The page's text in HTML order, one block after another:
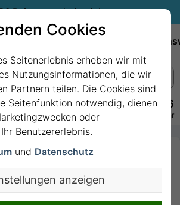
Reisegutschein sichern.
+49 228 3875 7256
Persönlich · Kostenlos · Täglich 08–22 Uhr
mit
Cookies
Seitenerlebnis erheben wir mit
Nutzungsinformationen, die wir
Partnern teilen. Die Cookies sind
Seitenfunktion notwendig, dienen
oder
Benutzererlebnis.
und Datenschutz
anzeigen